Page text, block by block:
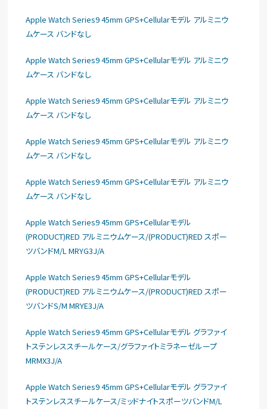
Apple Watch Series9 45mm GPS+Cellularモデル アルミニウ
ムケース バンドなし
Apple Watch Series9 45mm GPS+Cellularモデル アルミニウ
ムケース バンドなし
Apple Watch Series9 45mm GPS+Cellularモデル アルミニウ
ムケース バンドなし
Apple Watch Series9 45mm GPS+Cellularモデル アルミニウ
ムケース バンドなし
Apple Watch Series9 45mm GPS+Cellularモデル アルミニウ
ムケース バンドなし
Apple Watch Series9 45mm GPS+Cellularモデル
(PRODUCT)RED アルミニウムケース/(PRODUCT)RED スポー
ツバンドM/L MRYG3J/A
Apple Watch Series9 45mm GPS+Cellularモデル
(PRODUCT)RED アルミニウムケース/(PRODUCT)RED スポー
ツバンドS/M MRYE3J/A
Apple Watch Series9 45mm GPS+Cellularモデル グラファイ
トステンレススチールケース/グラファイトミラネーゼループ
MRMX3J/A
Apple Watch Series9 45mm GPS+Cellularモデル グラファイ
トステンレススチールケース/ミッドナイトスポーツバンドM/L